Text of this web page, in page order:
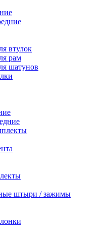
втулок
рам
шатунов
штыри / зажимы